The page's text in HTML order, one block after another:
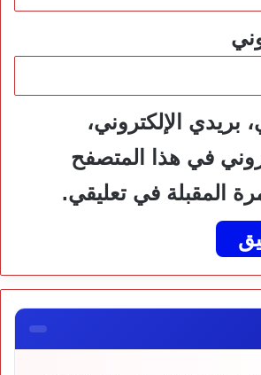
الإلكتروني،
في هذا المتصفح
المقبلة في تعليقي.